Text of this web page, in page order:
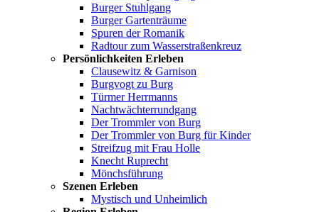
Burger Stuhlgang
Burger Gartenträume
Spuren der Romanik
Radtour zum Wasserstraßenkreuz
Persönlichkeiten Erleben
Clausewitz & Garnison
Burgvogt zu Burg
Türmer Herrmanns
Nachtwächterrundgang
Der Trommler von Burg
Der Trommler von Burg für Kinder
Streifzug mit Frau Holle
Knecht Ruprecht
Mönchsführung
Szenen Erleben
Mystisch und Unheimlich